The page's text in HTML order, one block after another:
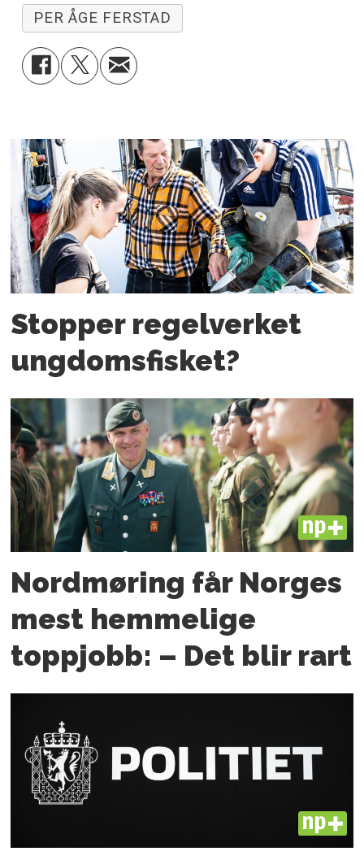
PER ÅGE FERSTAD
Stopper regelverket
ungdoms­fisket?
PLUS
Nordmøring får Norges
mest hemmelige
toppjobb: – Det blir rart
PLUS